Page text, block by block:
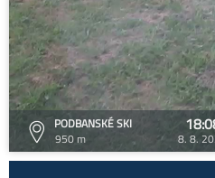
PODBANSKÉ SKI
950 m
8. 8.